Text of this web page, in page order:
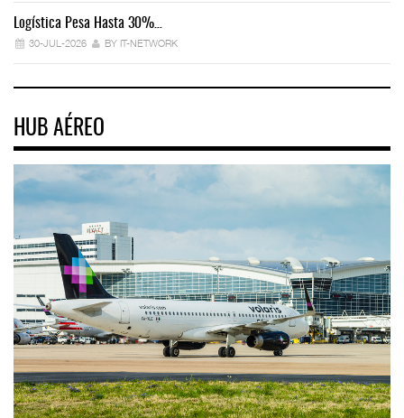
Logística Pesa Hasta 30%…
30-JUL-2026 BY IT-NETWORK
HUB AÉREO